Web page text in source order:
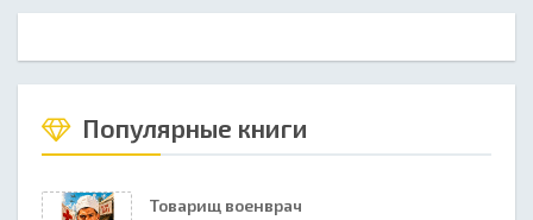
Популярные книги
Товарищ военврач